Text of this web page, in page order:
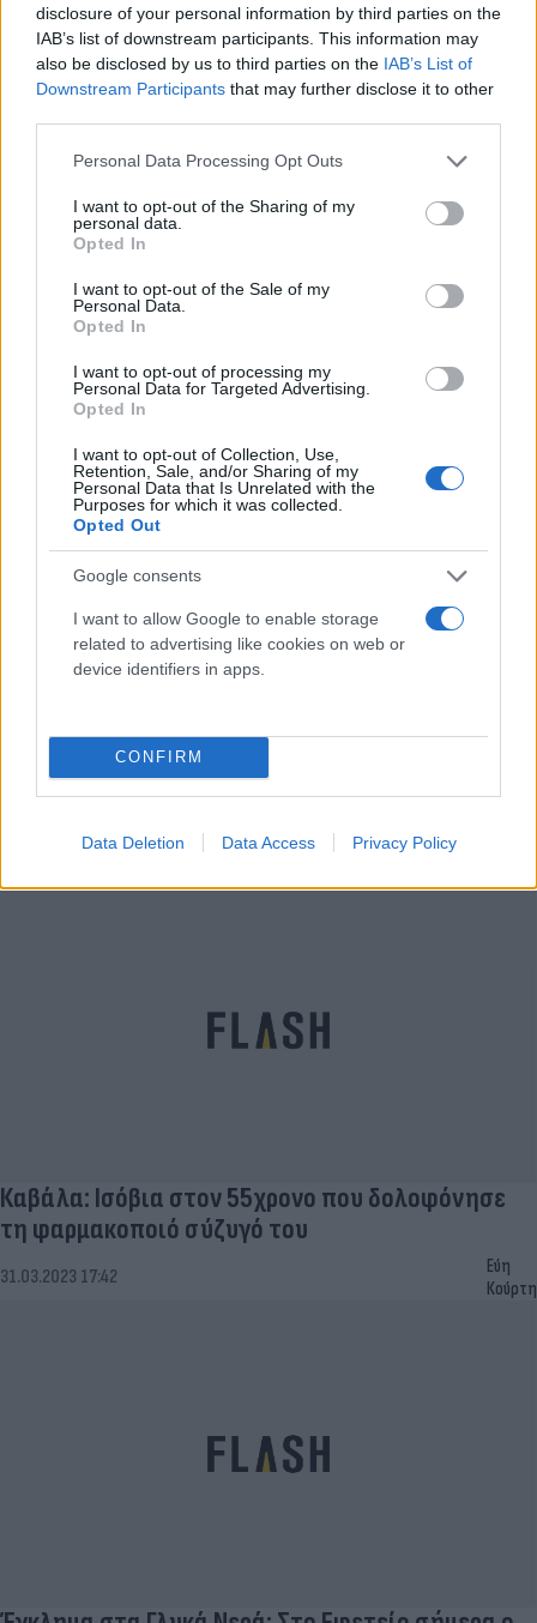
disclosure of your personal information by third parties on the
IAB’s list of downstream participants. This information may
also be disclosed by us to third parties on the IAB’s List of
Downstream Participants that may further disclose it to other
Please note that this website/app uses one or more Google
not limited to your visit or usage behaviour. You may click to
grant or deny consent to Google and its third-party tags to
use your data for below specified purposes in below Google
consent section.
Personal Data Processing Opt Outs
I want to opt-out of the Sharing of my
personal data.
Opted In
I want to opt-out of the Sale of my
Personal Data.
Opted In
I want to opt-out of processing my
Personal Data for Targeted Advertising.
Opted In
I want to opt-out of Collection, Use,
Retention, Sale, and/or Sharing of my
Personal Data that Is Unrelated with the
Purposes for which it was collected.
Opted Out
Google consents
I want to allow Google to enable storage
related to advertising like cookies on web or
device identifiers in apps.
CONFIRM
Data Deletion Data Access Privacy Policy
Πούτιν: Υπέγραψε το διάταγμα για ισόβια
προδοσίας
«Σαμουράι» Νέα Ερυθραία: Ισόβια στον άνδρα που
σκότωσε υπάλληλο επειδή έκανε φασαρία
10.04.2023 16:32
Καβάλα: Ισόβια στον 55χρονο που δολοφόνησε
τη φαρμακοποιό σύζυγό του
31.03.2023 17:42
Εύη
Κούρτη